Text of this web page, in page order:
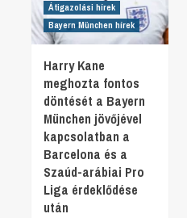
Átigazolási hírek
Bayern München hírek
Harry Kane
meghozta fontos
döntését a Bayern
München jövőjével
kapcsolatban a
Barcelona és a
Szaúd-arábiai Pro
Liga érdeklődése
után